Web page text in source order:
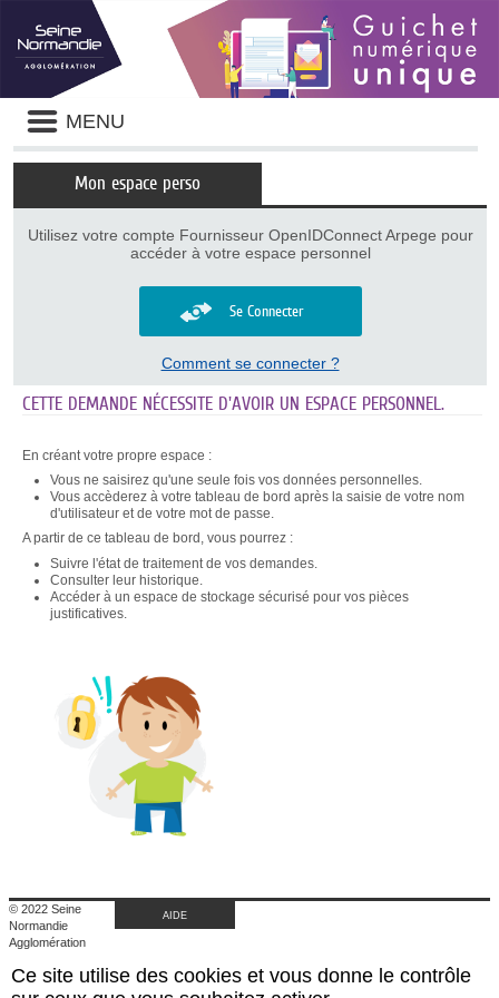
Liste
des
avertissements
MENU
Mon espace perso
Utilisez votre compte Fournisseur OpenIDConnect Arpege pour
accéder à votre espace personnel
Se Connecter
Comment se connecter ?
CETTE DEMANDE NÉCESSITE D'AVOIR UN ESPACE PERSONNEL.
En créant votre propre espace :
Vous ne saisirez qu'une seule fois vos données personnelles.
Vous accèderez à votre tableau de bord après la saisie de votre nom
d'utilisateur et de votre mot de passe.
A partir de ce tableau de bord, vous pourrez :
Suivre l'état de traitement de vos demandes.
Consulter leur historique.
Accéder à un espace de stockage sécurisé pour vos pièces
justificatives.
© 2022 Seine
Normandie
Agglomération
Retour au site de
l'agglomération
AIDE
Panneau de gestion des cookies
Ce site utilise des cookies et vous donne le contrôle